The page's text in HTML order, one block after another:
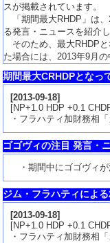
スが掲載されています。
「期間最大RHDP」は
る発言・ニュースを紹介し
そのため、最大RHDP
た場合には、2013年9月
期間最大CRHDPとなっ
[2013-09-18]
[NP+1.0 HDP +0.1
・フラハティ加財務相
ゴゴヴィの注目 発言・
・期間中にゴゴヴィが
ジム・フラハティによ
[2013-09-18]
[NP+1.0 HDP +0.1
・フラハティ加財務相